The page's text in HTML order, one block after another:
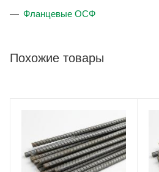
Фланцевые ОСФ
Похожие товары